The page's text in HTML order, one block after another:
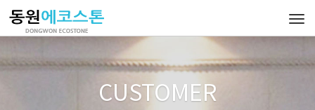
CUSTOMER